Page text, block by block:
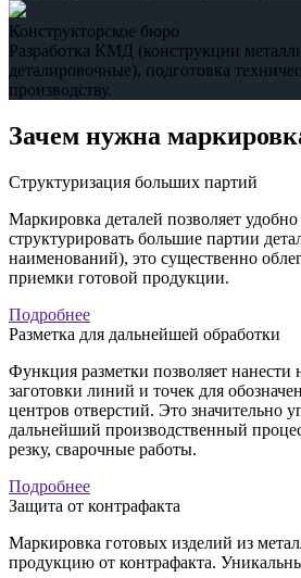
Конструкторское бюро
Разработка КМД (конструкции
деталировочные), подготовка
производству.
Зачем нужна
Структуризация больших партий
Маркировка деталей позволяет
структурировать большие партии
наименований), это существенно
приемки готовой продукции.
Подробнее
Разметка для дальнейшей обработки
Функция разметки позволяет нанести
заготовки линий и точек для
центров отверстий. Это значительно
дальнейший производственный
резку, сварочные работы.
Подробнее
Защита от контрафакта
Маркировка готовых изделий из
продукцию от контрафакта.